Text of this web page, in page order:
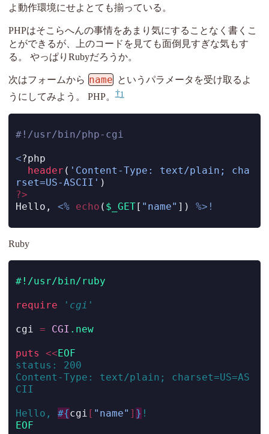
よ動作環境にせよとても揃っている。
PHPはそこらへんの事情をあまり気にすることなく書くこ
とができるが、上のコードを見ても面倒見すぎな気もす
る。 やっぱりRubyだろうか。
次はフォームから name というパラメータを受け取るよ
うにしてみよう。 PHP。 1
#!/usr/bin/php-cgi
<?php
header ( 'Content-Type: text/plain; cha
rset=US-ASCII' )
?>
Hello , <% echo ( $_GET[ "name" ]) %>!
Ruby
#!/usr/bin/ruby
require 'cgi'
cgi = CGI .new
puts <<EOF
status: 200
Content-Type: text/plain; charset=US=AS
CII
Hello, #{cgi [ "name" ] } !
EOF